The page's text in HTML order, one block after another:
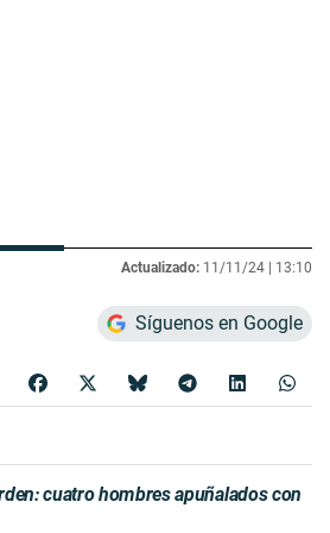
Actualizado: 11/11/24 | 13:10
Síguenos en Google
cuatro hombres apuñalados con